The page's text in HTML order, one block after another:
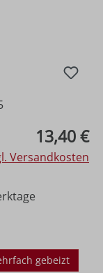
13,40 €
Versandkosten
gebeizt